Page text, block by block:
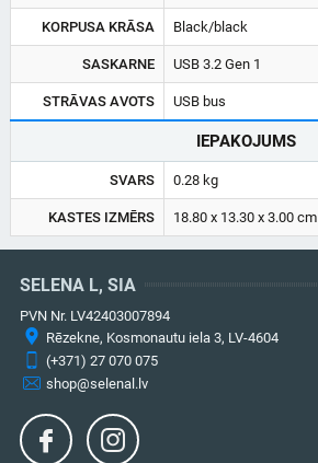
KORPUSA KRĀSA Black/black
SASKARNE USB 3.2 Gen 1
STRĀVAS AVOTS USB bus
IEPAKOJUMS
SVARS 0.28 kg
KASTES IZMĒRS 18.80 x 13.30 x 3.00 cm
SELENA L, SIA
PVN Nr. LV42403007894
Rēzekne, Kosmonautu iela 3, LV-4604
(+371) 27 070 075
shop@selenal.lv